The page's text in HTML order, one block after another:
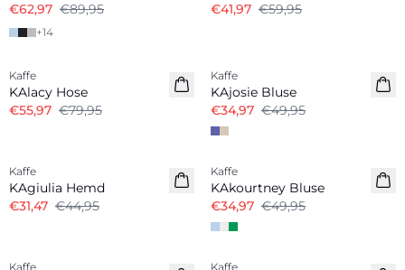
€62,97 €89,95
+14
€41,97 €59,95
Kaffe
KAlacy Hose
€55,97 €79,95
Kaffe
KAjosie Bluse
€34,97 €49,95
Kaffe
KAgiulia Hemd
€31,47 €44,95
-30%
Kaffe
KAkourtney Bluse
€34,97 €49,95
Kaffe
-20%
Kaffe